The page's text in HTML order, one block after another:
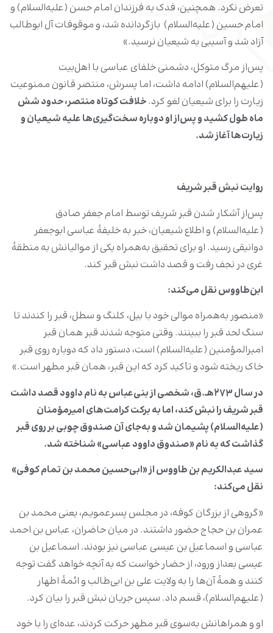
تعرض نکرد. همچنین، فدک به فرزندان امام حسن (علیه‌السلام) و
امام حسین (علیه‌السلام) بازگردانده شد، و موقوفات آل ‌ابوطالب
آزاد شد و آسیبی به شیعیان نرسید.»
پس‌از مرگ متوکل، دشمنی خلفای عباسی با اهل‌بیت
(علیهم‌السلام) ادامه داشت، اما پسرش، منتصر قانون ممنوعیت
زیارت را برای شیعیان لغو کرد.خلافت کوتاه منتصر، حدود شش
ماه طول کشید و پس‌از او دوباره سخت‌گیری‌ها علیه شیعیان و
زیارت‌ها آغاز شد.
روایت نبش قبر شریف
پس‌از آشکار شدن قبر شریف توسط امام جعفر صادق
(علیه‌السلام) و اطلاع شیعیان، خبر به خلیفۀ عباسی ابوجعفر
دوانیقی رسید. او برای تحقیق به‌همراه یکی از موالیانش به منطقۀ
غری در نجف رفت و قصد داشت نبش قبر کند.
ابن‌طاووس نقل می‌کند:
«منصور به‌همراه موالی خود با بیل، کلنگ و سطل، قبر را کندند تا
سنگ لحد قبر را ببینند. وقتی متوجه شدند قبر همان قبر
امیرالمؤمنین (علیه‌السلام) است، دستور داد که دوباره روی قبر
خاک ریخته شود و تأکید کرد که این قبر، همان قبر مطهر است.»
در سال ۲۷۳هـ.ق، شخصی از بنی‌عباس به نام داوود قصد داشت
قبر شریف را نبش کند، اما به برکت کرامت‌های امیرمؤمنان
(علیه‌السلام) پشیمان شد و به‌جای آن صندوق چوبی بر روی قبر
گذاشت که به نام «صندوق داوود عباسی» شناخته شد.
سید عبدالکریم بن طاووس از «ابی‌حسین محمد بن تمام کوفی»
نقل می‌کند:
«گروهی از بزرگان کوفه، در مجلس پسرعمویم، یعنی محمد بن
عمران بن حجاج حضور داشتند. در میان حاضران، عباس بن احمد
عباسی و اسماعیل بن عیسی عباسی نیز بودند. اسماعیل بن
عیسی بعداز ورود، از حضار خواست که به ‌آنچه خواهد گفت توجه
کنند و همۀ آن‌ها را به ولایت علی ‌بن ‌ابی‌طالب و ائمۀ اطهار
(علیهم‌السلام)، قسم داد. سپس جریان نبش قبر را بیان کرد.
او و همراهانش به‌سوی قبر مطهر حرکت کردند، عده‌ای را با خود